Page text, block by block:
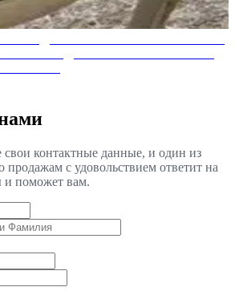
свои контактные данные, и один из
с удовольствием ответит на
поможет вам.